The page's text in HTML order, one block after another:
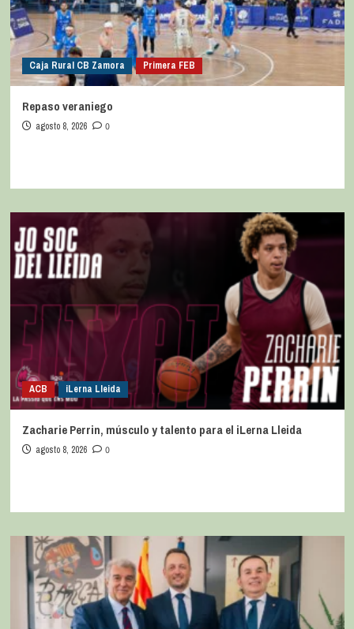
Caja Rural CB Zamora Primera FEB
Repaso veraniego
agosto 8, 2026 0
ACB iLerna Lleida
Zacharie Perrin, músculo y talento para el iLerna Lleida
agosto 8, 2026 0